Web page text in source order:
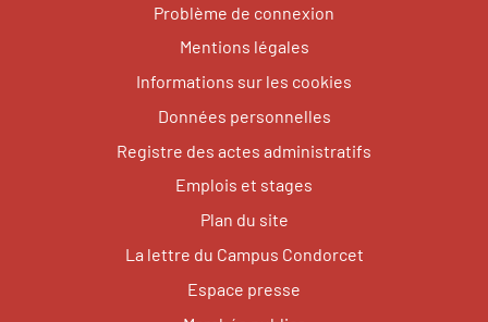
Problème de connexion
Mentions légales
Informations sur les cookies
Données personnelles
Registre des actes administratifs
Emplois et stages
Plan du site
La lettre du Campus Condorcet
Espace presse